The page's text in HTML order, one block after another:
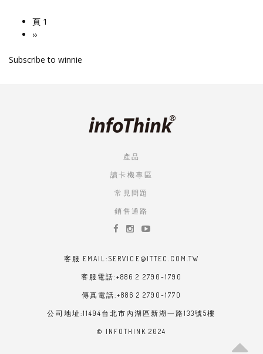
Pagination
頁 1
下
頁
››
Subscribe to winnie
產品
讀卡機專區
常見問題
銷售通路
客服 EMAIL:SERVICE@ITTEC.COM.TW
客服電話:+886 2 2790-1790
傳真電話:+886 2 2790-1770
公司地址:11494台北市內湖區新湖一路133號5樓
© INFOTHINK 2024